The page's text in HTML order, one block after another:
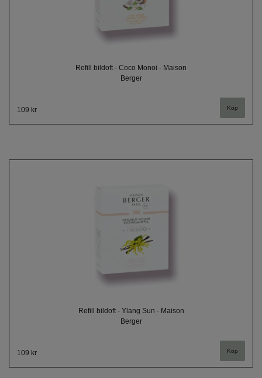
Refill bildoft - Coco Monoi - Maison
Berger
109 kr
Refill bildoft - Ylang Sun - Maison
Berger
109 kr